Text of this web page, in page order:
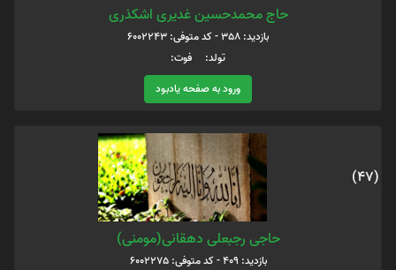
حاج محمدحسین غدیری اشکذری
بازدید: 358 - کد متوفی: 6002243
تولد: فوت:
ورود به صفحه یادبود
(47)
حاجی رجبعلی دهقانی(مومنی)
بازدید: 409 - کد متوفی: 6002275